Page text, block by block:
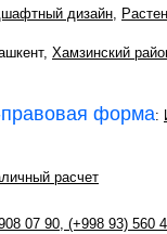
дизайн,
Хамзинский
форма:
расчет
07 90 (+998 93) 560